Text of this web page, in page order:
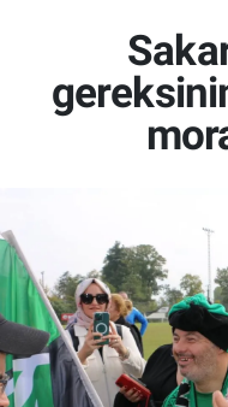
Yaşam
Kültür & Sanat
Köşe Yazıları
Röportaj
Video Galeri
Süper Lig Puan
Tüm Manşetler
Haber Arşivi